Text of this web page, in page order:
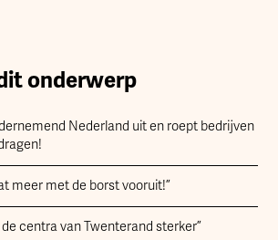
onderwerp
Nederland uit en roept bedrijven
meer met de borst vooruit!”
centra van Twenterand sterker”